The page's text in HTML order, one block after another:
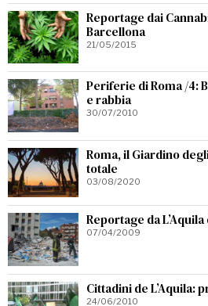
Reportage dai
Barcellona
21/05/2015
Periferie di Roma /4:
e rabbia
30/07/2010
Roma, il Giardino
totale
03/08/2020
Reportage da
07/04/2009
Cittadini de L’Aquila:
24/06/2010